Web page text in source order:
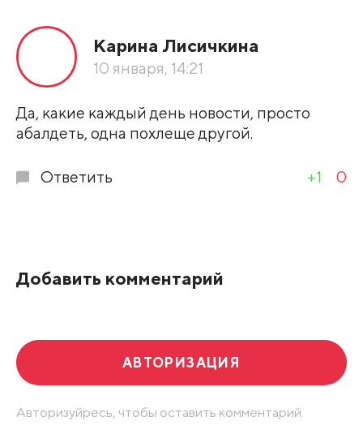
Карина Лисичкина
10 января, 14:21
Да, какие каждый день новости, просто
абалдеть, одна похлеще другой.
Ответить +1 0
Добавить комментарий
АВТОРИЗАЦИЯ
Авторизуйресь, чтобы оставить комментарий.